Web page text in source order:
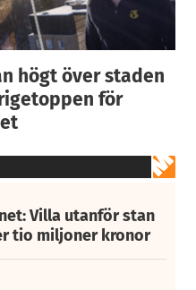
högt över staden
för
Villa utanför stan
tio miljoner kronor